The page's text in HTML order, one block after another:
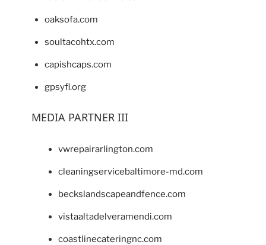
oaksofa.com
soultacohtx.com
capishcaps.com
gpsyfl.org
MEDIA PARTNER III
vwrepairarlington.com
cleaningservicebaltimore-md.com
beckslandscapeandfence.com
vistaaltadelveramendi.com
coastlinecateringnc.com